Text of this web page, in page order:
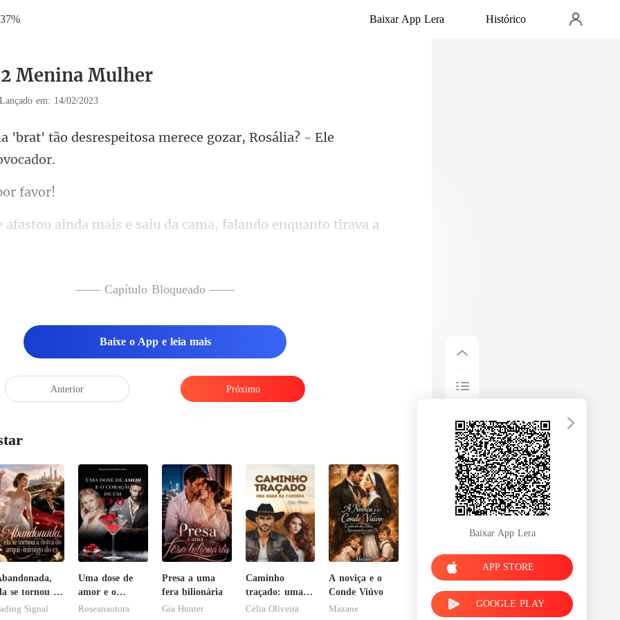
Baixar App Lera Histórico
Menina Mulher
Lançado em: 14/02/2023
espeitosa merece gozar, Rosáli
da cama, falando enquanto tirava a
—— Capítulo Bloqueado ——
Baixe o App e leia mais
Anterior Próximo
se tornou a
do arqui-
Signal
Uma dose de
amor e o
coração de um
Roseanautora
Presa a uma
fera bilionária
Gia Hunter
Caminho
traçado: uma
babá na
Célia Oliveira
A noviça e o
Conde Viúvo
Mazane
Baixar App Lera
APP STORE
GOOGLE PLAY